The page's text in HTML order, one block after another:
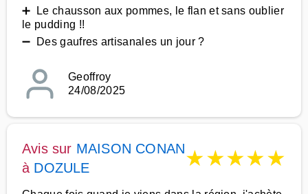
➕ Le chausson aux pommes, le flan et sans oublier
le pudding !!
➖ Des gaufres artisanales un jour ?
Geoffroy
24/08/2025
Avis sur MAISON CONAN
à DOZULE ★★★★★